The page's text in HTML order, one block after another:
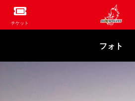
チケット
フォト